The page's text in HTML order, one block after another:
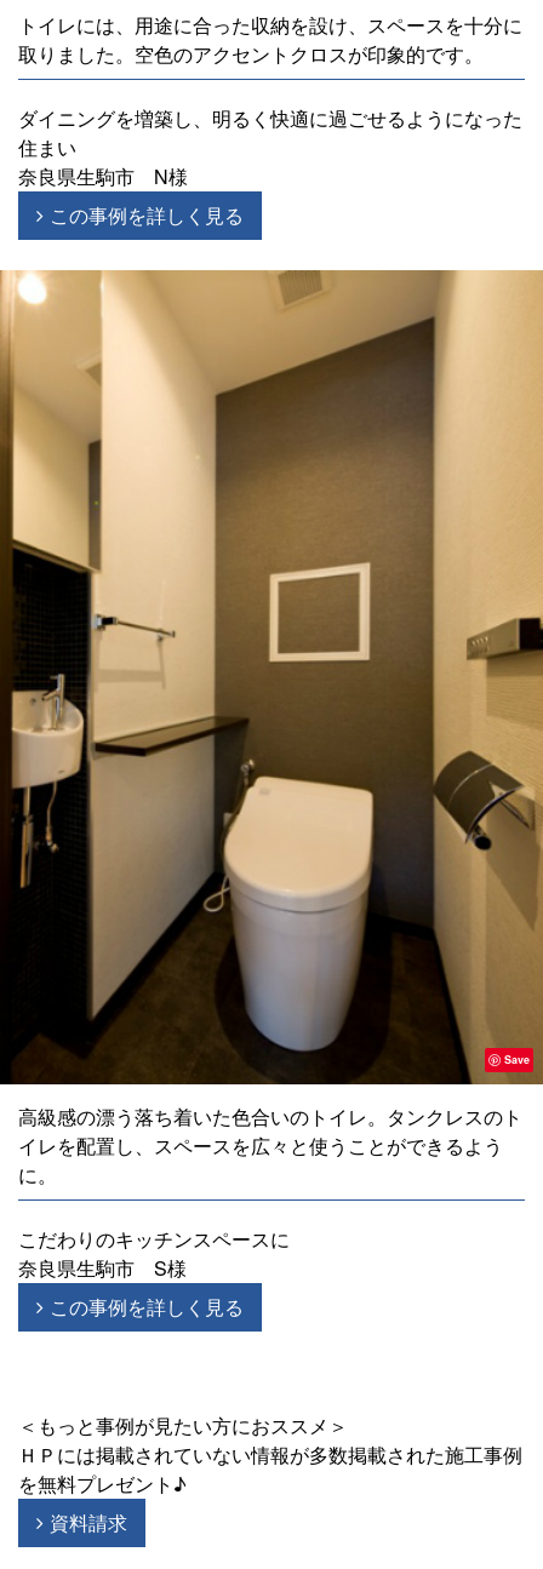
トイレには、用途に合った収納を設け、スペースを十分に
取りました。空色のアクセントクロスが印象的です。
ダイニングを増築し、明るく快適に過ごせるようになった
住まい
奈良県生駒市 N様
この事例を詳しく見る
Save
高級感の漂う落ち着いた色合いのトイレ。タンクレスのト
イレを配置し、スペースを広々と使うことができるよう
に。
こだわりのキッチンスペースに
奈良県生駒市 S様
この事例を詳しく見る
＜もっと事例が見たい方におススメ＞
ＨＰには掲載されていない情報が多数掲載された施工事例
を無料プレゼント♪
資料請求